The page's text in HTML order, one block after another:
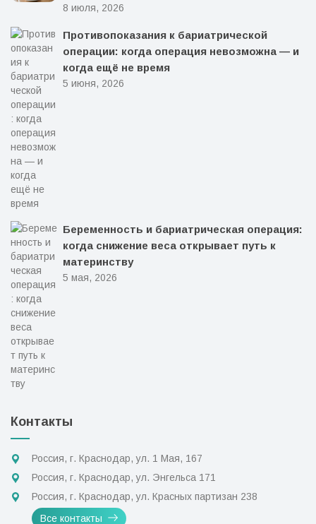
8 июля, 2026
Противопоказания к бариатрической
операции: когда операция невозможна — и
когда ещё не время
5 июня, 2026
Беременность и бариатрическая операция:
когда снижение веса открывает путь к
материнству
5 мая, 2026
Контакты
Россия, г. Краснодар, ул. 1 Мая, 167
Россия, г. Краснодар, ул. Энгельса 171
Россия, г. Краснодар, ул. Красных партизан 238
Все контакты